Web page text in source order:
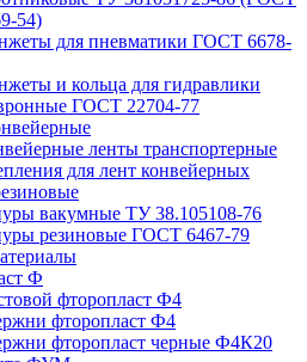
54)
для пневматики ГОСТ 6678-
и кольца для гидравлики
ГОСТ 22704-77
ленты транспортерные
для лент конвейерных
вакумные ТУ 38.105108-76
резиновые ГОСТ 6467-79
Ф
фторопласт Ф4
фторопласт Ф4
фторопласт черные Ф4К20